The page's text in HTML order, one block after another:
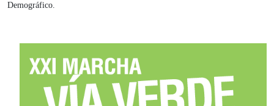
Demográfico.